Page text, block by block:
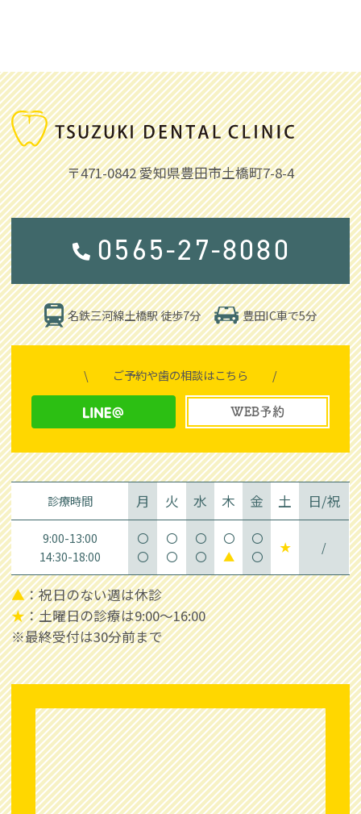
〒471-0842愛知県豊田市土橋町7-8-4
0565-27-8080
名鉄三河線土橋駅 徒歩7分 豊田IC車で5分
\ ご予約や歯の相談はこちら /
WEB予約
診療時間 月 火 水 木 金 土 日/祝
9:00-13:00 〇 〇 〇 〇 〇
★ /
14:30-18:00 〇 〇 〇 ▲ 〇
▲：祝日のない週は休診
★：土曜日の診療は9:00～16:00
※最終受付は30分前まで